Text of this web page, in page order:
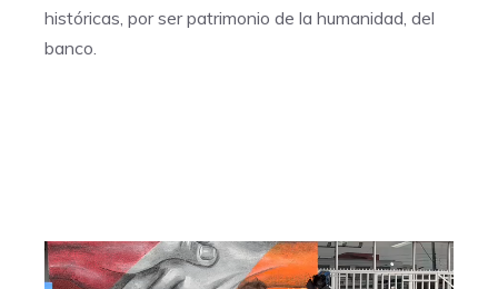
históricas, por ser patrimonio de la humanidad, del
banco.